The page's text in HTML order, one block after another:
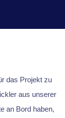
das Projekt zu
aus unserer
an Bord haben,